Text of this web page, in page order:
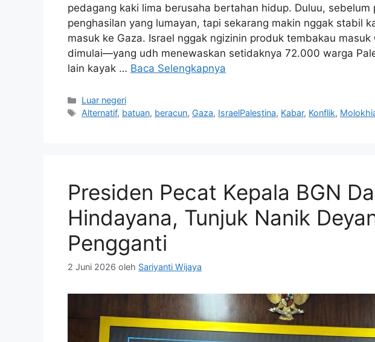
pedagang kaki lima berusaha bertahan hidup. Duluu, sebelum
penghasilan yang lumayan, tapi sekarang makin nggak stabil
masuk ke Gaza. Israel nggak ngizinin produk tembakau masuk
dimulai—yang udh menewaskan setidaknya 72.000 warga
lain kayak … Baca Selengkapnya
Kategori
Luar negeri
Tag
Alternatif, batuan, beracun, Gaza, IsraelPalestina, Kabar, Konflik,
Presiden Pecat Kepala BGN
Hindayana, Tunjuk Nanik
Pengganti
2 Juni 2026 oleh Sariyanti Wijaya